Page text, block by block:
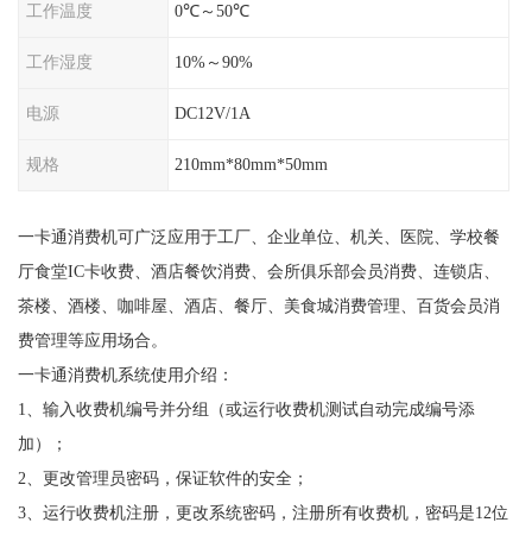
工作温度 0℃～50℃
工作湿度 10%～90%
电源 DC12V/1A
规格 210mm*80mm*50mm
一卡通消费机可广泛应用于工厂、企业单位、机关、医院、学校餐
厅食堂IC卡收费、酒店餐饮消费、会所俱乐部会员消费、连锁店、
茶楼、酒楼、咖啡屋、酒店、餐厅、美食城消费管理、百货会员消
费管理等应用场合。
一卡通消费机系统使用介绍：
1、输入收费机编号并分组（或运行收费机测试自动完成编号添
加）；
2、更改管理员密码，保证软件的安全；
3、运行收费机注册，更改系统密码，注册所有收费机，密码是12位